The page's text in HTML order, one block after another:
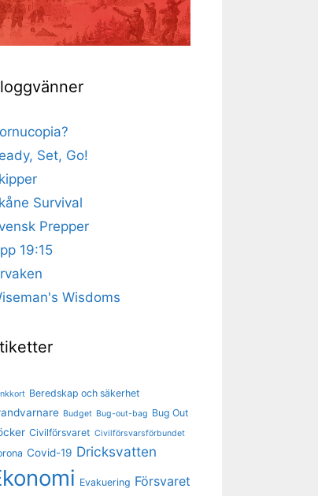
Set, Go!
Survival
Prepper
19:15
Wisdoms
Beredskap och säkerhet
Budget Bug-out-bag Bug Out
Civilförsvaret Civilförsvarsförbundet
Covid-19 Dricksvatten
Evakuering Försvaret